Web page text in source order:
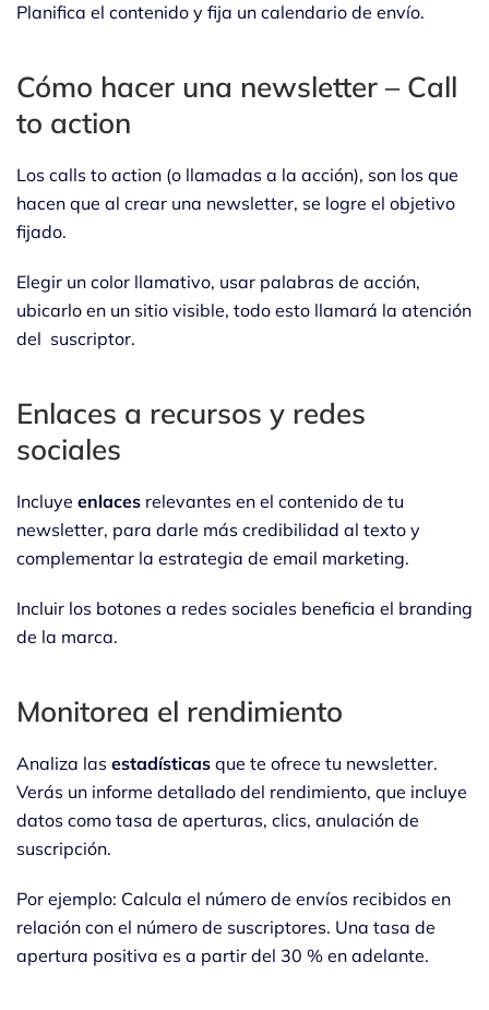
Planifica el contenido y fija un calendario de envío.
Cómo hacer una newsletter – Call
to action
Los calls to action (o llamadas a la acción), son los que
hacen que al crear una newsletter, se logre el objetivo
fijado.
Elegir un color llamativo, usar palabras de acción,
ubicarlo en un sitio visible, todo esto llamará la atención
del suscriptor.
Enlaces a recursos y redes
sociales
Incluye enlaces relevantes en el contenido de tu
newsletter, para darle más credibilidad al texto y
complementar la estrategia de email marketing.
Incluir los botones a redes sociales beneficia el branding
de la marca.
Monitorea el rendimiento
Analiza las estadísticas que te ofrece tu newsletter.
Verás un informe detallado del rendimiento, que incluye
datos como tasa de aperturas, clics, anulación de
suscripción.
Por ejemplo: Calcula el número de envíos recibidos en
relación con el número de suscriptores. Una tasa de
apertura positiva es a partir del 30 % en adelante.